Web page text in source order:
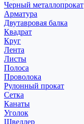
Черный металлопрокат
Арматура
Двутавровая балка
Квадрат
Круг
Лента
Листы
Полоса
Проволока
Рулонный прокат
Сетка
Канаты
Уголок
Швеллер